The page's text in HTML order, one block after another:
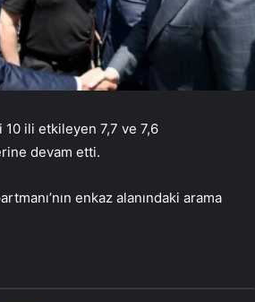
10 ili etkileyen 7,7 ve 7,6
devam etti.
enkaz alanındaki arama